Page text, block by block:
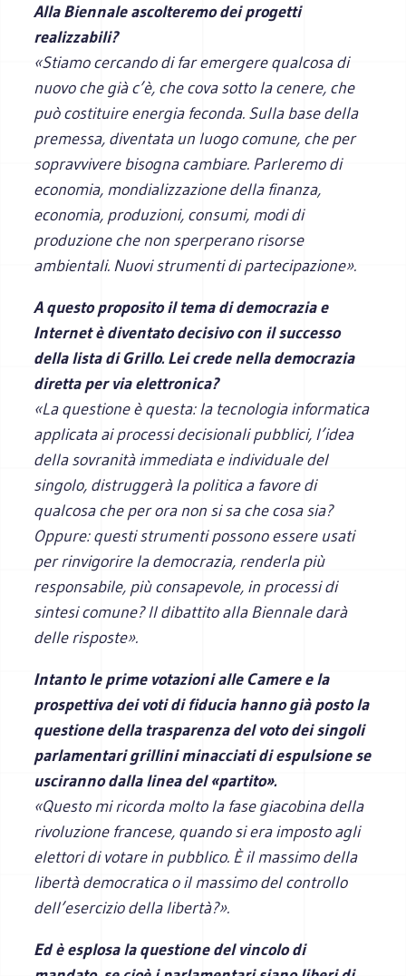
Alla Biennale ascolteremo dei progetti
realizzabili?
«Stiamo cercando di far emergere qualcosa di
nuovo che già c’è, che cova sotto la cenere, che
può costituire energia feconda. Sulla base della
premessa, diventata un luogo comune, che per
sopravvivere bisogna cambiare. Parleremo di
economia, mondializzazione della finanza,
economia, produzioni, consumi, modi di
produzione che non sperperano risorse
ambientali. Nuovi strumenti di partecipazione».
A questo proposito il tema di democrazia e
Internet è diventato decisivo con il successo
della lista di Grillo. Lei crede nella democrazia
diretta per via elettronica?
«La questione è questa: la tecnologia informatica
applicata ai processi decisionali pubblici, l’idea
della sovranità immediata e individuale del
singolo, distruggerà la politica a favore di
qualcosa che per ora non si sa che cosa sia?
Oppure: questi strumenti possono essere usati
per rinvigorire la democrazia, renderla più
responsabile, più consapevole, in processi di
sintesi comune? Il dibattito alla Biennale darà
delle risposte».
Intanto le prime votazioni alle Camere e la
prospettiva dei voti di fiducia hanno già posto la
questione della trasparenza del voto dei singoli
parlamentari grillini minacciati di espulsione se
usciranno dalla linea del «partito».
«Questo mi ricorda molto la fase giacobina della
rivoluzione francese, quando si era imposto agli
elettori di votare in pubblico. È il massimo della
libertà democratica o il massimo del controllo
dell’esercizio della libertà?».
Ed è esplosa la questione del vincolo di